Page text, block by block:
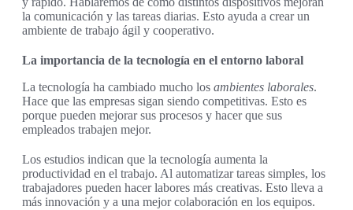
la comunicación y las tareas diarias. Esto ayuda a crear un
ambiente de trabajo ágil y cooperativo.
La importancia de la tecnología en el entorno laboral
La tecnología ha cambiado mucho los ambientes laborales.
Hace que las empresas sigan siendo competitivas. Esto es
porque pueden mejorar sus procesos y hacer que sus
empleados trabajen mejor.
Los estudios indican que la tecnología aumenta la
productividad en el trabajo. Al automatizar tareas simples, los
trabajadores pueden hacer labores más creativas. Esto lleva a
más innovación y a una mejor colaboración en los equipos.